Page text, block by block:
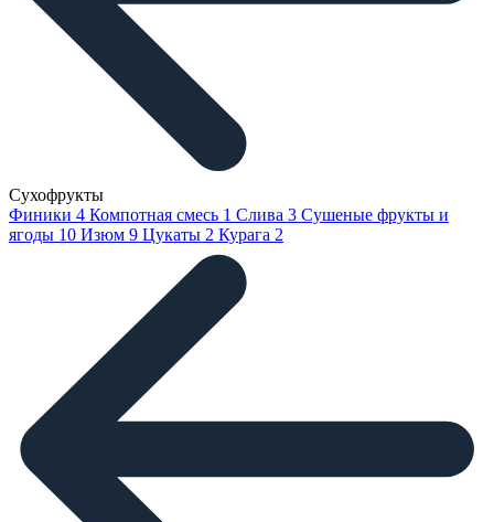
Сухофрукты
Финики 4 Компотная смесь 1 Слива 3 Сушеные фрукты и
ягоды 10 Изюм 9 Цукаты 2 Курага 2